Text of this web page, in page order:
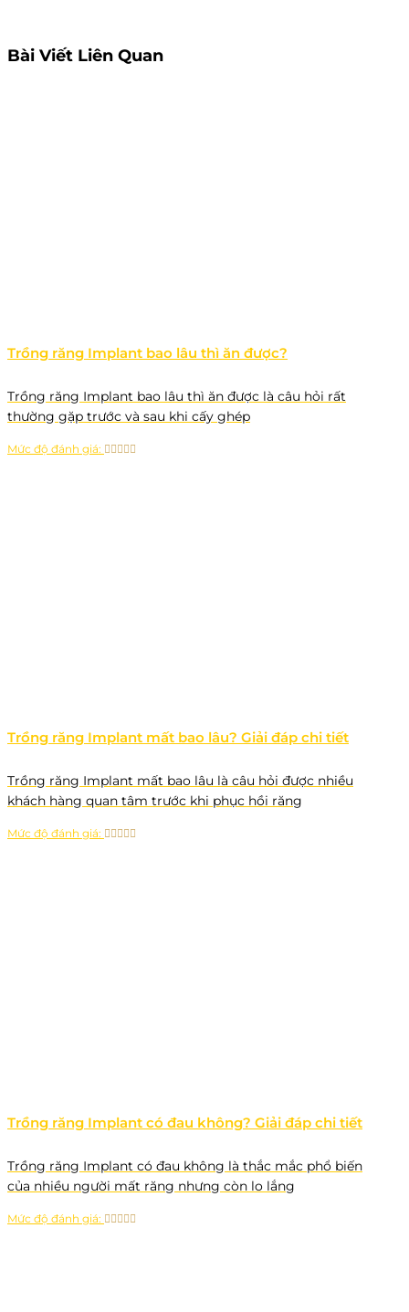
Bài Viết Liên Quan
Trồng răng Implant bao lâu thì ăn được?
Trồng răng Implant bao lâu thì ăn được là câu hỏi rất
thường gặp trước và sau khi cấy ghép
Mức độ đánh giá:
Trồng răng Implant mất bao lâu? Giải đáp chi tiết
Trồng răng Implant mất bao lâu là câu hỏi được nhiều
khách hàng quan tâm trước khi phục hồi răng
Mức độ đánh giá:
Trồng răng Implant có đau không? Giải đáp chi tiết
Trồng răng Implant có đau không là thắc mắc phổ biến
của nhiều người mất răng nhưng còn lo lắng
Mức độ đánh giá: